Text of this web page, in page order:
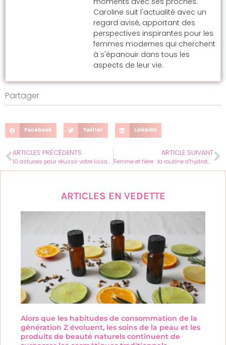
Caroline suit l'actualité avec un
regard avisé, apportant des
perspectives inspirantes pour les
femmes modernes qui cherchent
à s'épanouir dans tous les
aspects de leur vie.
Partager
Facebook Twitter LinkedIn
ARTICLES PRÉCÉDENTS
10 astuces pour réussir votre lissage brésilien à la maison
ARTICLE SUIVANT
Femme et fière : la routine d’hydratation ultime pour les cheveux crépus
ARTICLES EN VEDETTE
Alors que les habitudes de consommation de la
génération Z évoluent, les soins de la peau et les
produits de beauté naturels continuent de